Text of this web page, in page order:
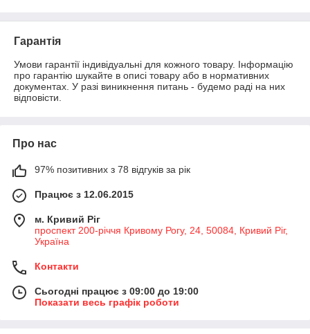
Гарантія
Умови гарантії індивідуальні для кожного товару. Інформацію
про гарантію шукайте в описі товару або в нормативних
документах. У разі виникнення питань - будемо раді на них
відповісти.
Про нас
97% позитивних з 78 відгуків за рік
Працює з 12.06.2015
м. Кривий Ріг
проспект 200-річчя Кривому Рогу, 24, 50084, Кривий Ріг,
Україна
Контакти
Сьогодні працює з 09:00 до 19:00
Показати весь графік роботи